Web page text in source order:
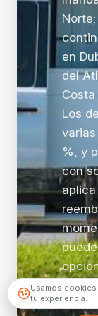
en
del
Los
%, y
con
Usamos cookies
tu experiencia.